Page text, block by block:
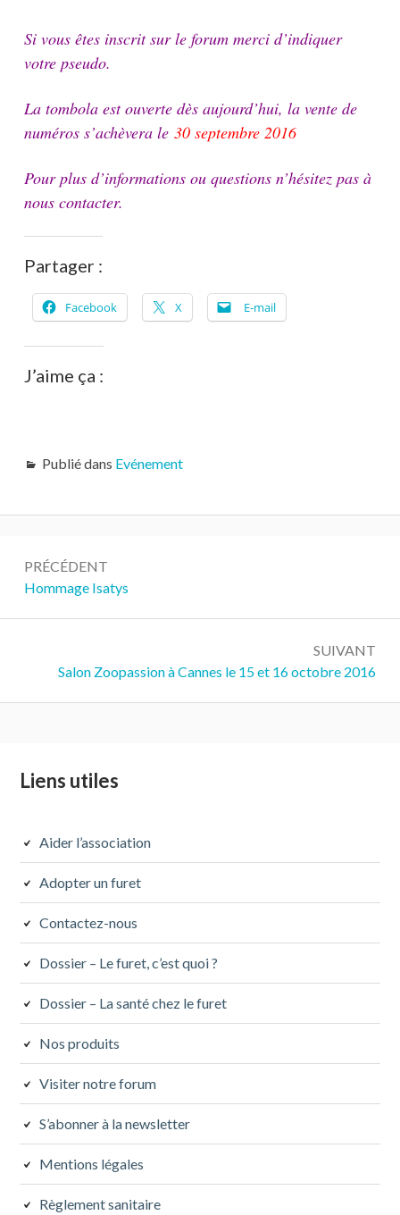
Si vous êtes inscrit sur le forum merci d’indiquer
votre pseudo.
La tombola est ouverte dès aujourd’hui, la vente de
numéros s’achèvera le 30 septembre 2016
Pour plus d’informations ou questions n’hésitez pas à
nous contacter.
Partager :
Facebook X E-mail
J’aime ça :
Publié dans Evénement
de
l’article
PRÉCÉDENT
Précédent :
Hommage Isatys
SUIVANT
Suivant :
Salon Zoopassion à Cannes le 15 et 16 octobre 2016
Colonne
subsidiaire
Liens utiles
Aider l’association
Adopter un furet
Contactez-nous
Dossier – Le furet, c’est quoi ?
Dossier – La santé chez le furet
Nos produits
Visiter notre forum
S’abonner à la newsletter
Mentions légales
Règlement sanitaire